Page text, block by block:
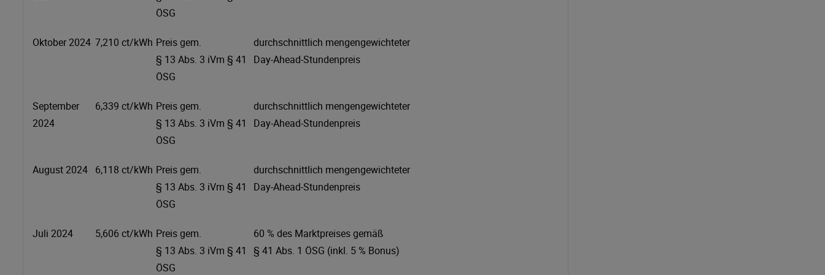
ÖSG
Oktober 2024 7,210 ct/kWh Preis gem.
§ 13 Abs. 3 iVm § 41
ÖSG
durchschnittlich mengengewichteter
Day-Ahead-Stundenpreis
September
2024
6,339 ct/kWh Preis gem.
§ 13 Abs. 3 iVm § 41
ÖSG
durchschnittlich mengengewichteter
Day-Ahead-Stundenpreis
August 2024 6,118 ct/kWh Preis gem.
§ 13 Abs. 3 iVm § 41
ÖSG
durchschnittlich mengengewichteter
Day-Ahead-Stundenpreis
Juli 2024 5,606 ct/kWh Preis gem.
§ 13 Abs. 3 iVm § 41
ÖSG
60 % des Marktpreises gemäß
§ 41 Abs. 1 ÖSG (inkl. 5 % Bonus)